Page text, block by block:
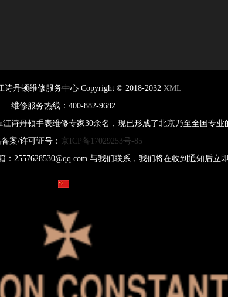
诗丹顿维修服务中心 Copyright © 2018-2032 XML
维修服务热线：400-882-9682
诗丹顿手表维修专家30余名，现已形成了北京乃至全国专业
案/许可证号：
京ICP备17029253号-85
与我们联系，我们将在收到通知后立